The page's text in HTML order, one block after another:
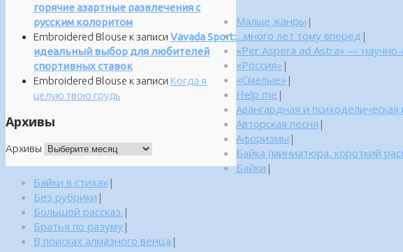
горячие азартные развлечения с
русским колоритом
Embroidered Blouse к записи Vavada Sport:
идеальный выбор для любителей
спортивных ставок
Embroidered Blouse к записи Когда я
целую твою грудь
Архивы
Архивы
Малые жанры |
…много лет тому вперед |
«Per Aspera ad Astra» — научно-
«Россия» |
«Смелые» |
Help me |
Авангардная и психоделическая
Авторская песня |
Афоризмы |
Байка (миниатюра, короткий
Байки |
Байки в стихах |
Без рубрики |
Большой рассказ. |
Братья по разуму|
В поисках алмазного венца |